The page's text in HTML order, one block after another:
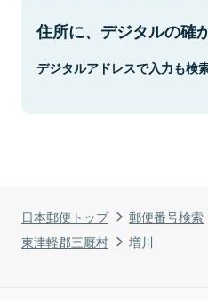
日本郵便トップ 郵便番号検索
東津軽郡三厩村
増川
住所に、デジタルの確
デジタルアドレスで入力も検